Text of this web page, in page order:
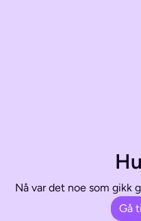
Nå var det noe som gikk
Gå